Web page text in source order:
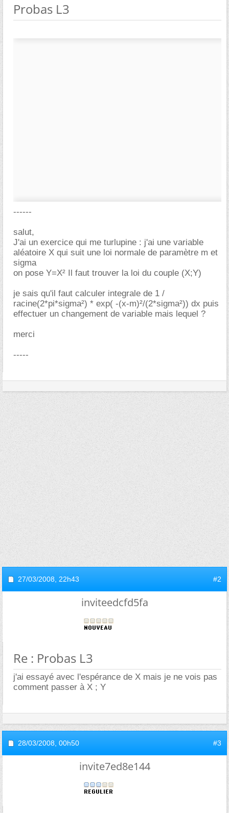
Probas L3
------
salut,
J'ai un exercice qui me turlupine : j'ai une variable
aléatoire X qui suit une loi normale de paramètre m et
sigma
on pose Y=X² Il faut trouver la loi du couple (X;Y)
je sais qu'il faut calculer integrale de 1 /
racine(2*pi*sigma²) * exp( -(x-m)²/(2*sigma²)) dx puis
effectuer un changement de variable mais lequel ?
merci
-----
27/03/2008, 22h43 #2
inviteedcfd5fa
Re : Probas L3
j'ai essayé avec l'espérance de X mais je ne vois pas
comment passer à X ; Y
28/03/2008, 00h50 #3
invite7ed8e144